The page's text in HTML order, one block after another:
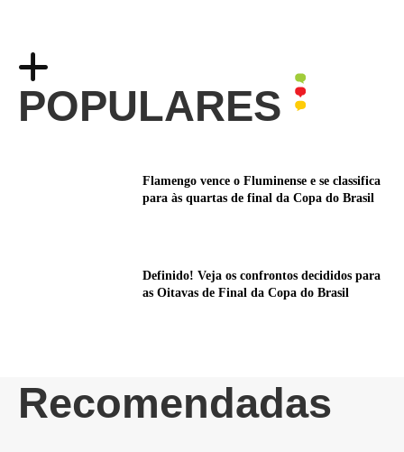
POPULARES
Flamengo vence o Fluminense e se classifica
para às quartas de final da Copa do Brasil
Definido! Veja os confrontos decididos para
as Oitavas de Final da Copa do Brasil
Recomendadas